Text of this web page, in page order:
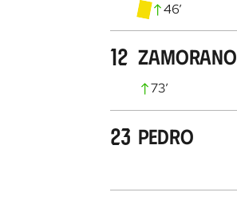
46’
12 Zamorano
73’
23 Pedro